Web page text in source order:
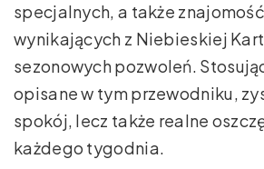
specjalnych, a także
wynikających z Niebieskiej
sezonowych pozwoleń.
opisane w tym przewodniku,
spokój, lecz także realne
każdego tygodnia.